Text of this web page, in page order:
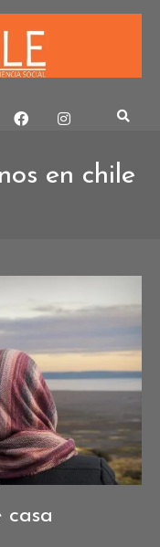
en chile
IA
,
casa